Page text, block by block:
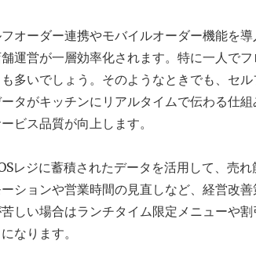
オーダー連携やモバイルオーダー機能を
運営が一層効率化されます。特に一人で
多いでしょう。そのようなときでも、セ
タがキッチンにリアルタイムで伝わる仕
ビス品質が向上します。
レジに蓄積されたデータを活用して、売
ションや営業時間の見直しなど、経営改
しい場合はランチタイム限定メニューや
なります。